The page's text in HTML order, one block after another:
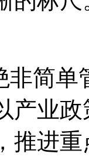
非简单
产业
推进